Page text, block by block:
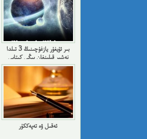
بىر ئۇيغۇر يازغۇچىنىڭ 3 تىلدا
نەشىر قىلىنغان يېڭى كىتابى
ئەقىل ۋە تەپەككۇر